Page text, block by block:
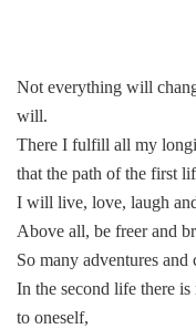
Not everything will
will.
There I fulfill all my
that the path of the first
I will live, love, laugh
Above all, be freer and
So many adventures
In the second life there
to oneself,